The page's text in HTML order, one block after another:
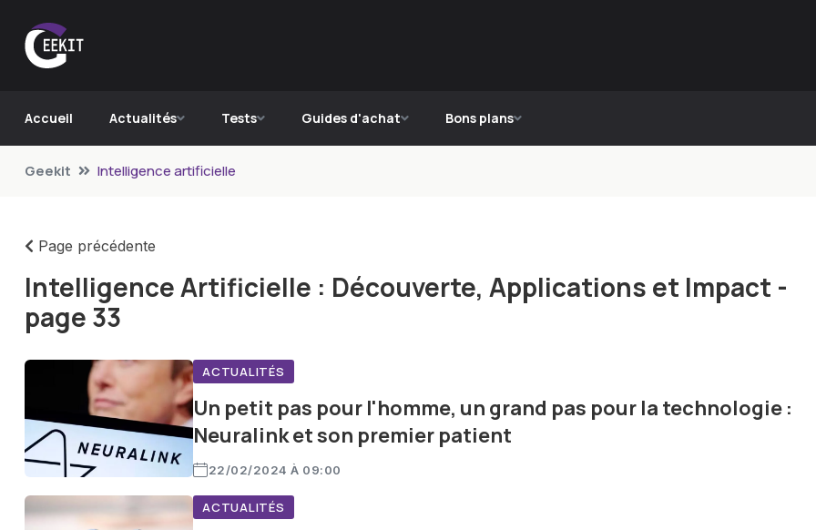
Accueil Actualités Tests Guides d'achat Bons plans
Geekit Intelligence artificielle
Page précédente
Intelligence Artificielle : Découverte, Applications et Impact -
page 33
ACTUALITÉS
Un petit pas pour l'homme, un grand pas pour la technologie :
Neuralink et son premier patient
22/02/2024 À 09:00
ACTUALITÉS